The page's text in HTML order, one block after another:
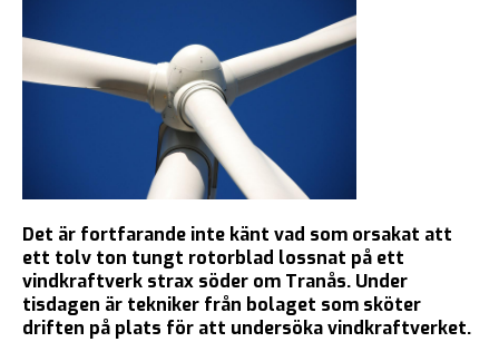
Det är fortfarande inte känt vad som orsakat att
ett tolv ton tungt rotorblad lossnat på ett
vindkraftverk strax söder om Tranås. Under
tisdagen är tekniker från bolaget som sköter
driften på plats för att undersöka vindkraftverket.